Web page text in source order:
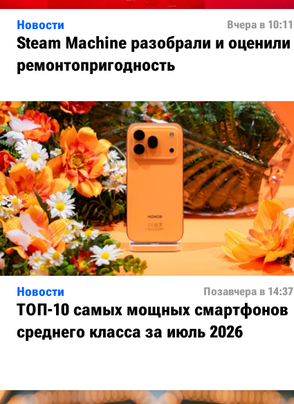
Новости Вчера в 10:11
Steam Machine разобрали и оценили
ремонтопригодность
Новости Позавчера в 14:37
ТОП-10 самых мощных смартфонов
среднего класса за июль 2026